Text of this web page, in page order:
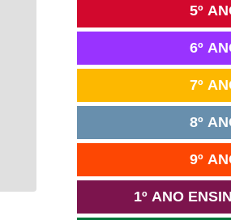
5º
6º
7º
8º
9º
1º ANO